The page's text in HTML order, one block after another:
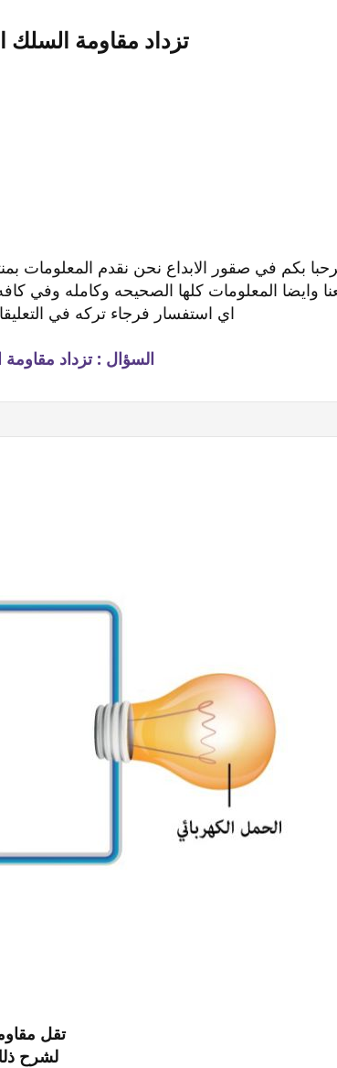
تزداد مقاومة
بكم في صقور الابداع نحن نقدم المعلومات
وايضا المعلومات كلها الصحيحه وكامله وفي
اي استفسار فرجاء تركه في
السؤال : تزداد
تقل
لشرح